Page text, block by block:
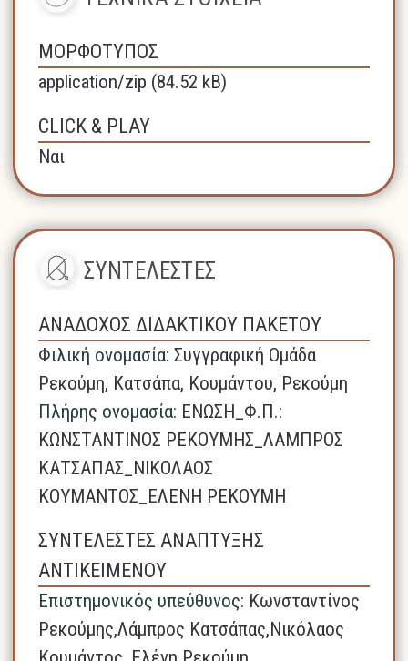
ΜΟΡΦΟΤΥΠΟΣ
application/zip (84.52 kB)
CLICK & PLAY
Ναι
ΣΥΝΤΕΛΕΣΤΕΣ
ΑΝΑΔΟΧΟΣ ΔΙΔΑΚΤΙΚΟΥ ΠΑΚΕΤΟΥ
Φιλική ονομασία: Συγγραφική Ομάδα
Ρεκούμη, Κατσάπα, Κουμάντου, Ρεκούμη
Πλήρης ονομασία: ΕΝΩΣΗ_Φ.Π.:
ΚΩΝΣΤΑΝΤΙΝΟΣ ΡΕΚΟΥΜΗΣ_ΛΑΜΠΡΟΣ
ΚΑΤΣΑΠΑΣ_ΝΙΚΟΛΑΟΣ
ΚΟΥΜΑΝΤΟΣ_ΕΛΕΝΗ ΡΕΚΟΥΜΗ
ΣΥΝΤΕΛΕΣΤΕΣ ΑΝΑΠΤΥΞΗΣ
ΑΝΤΙΚΕΙΜΕΝΟΥ
Επιστημονικός υπεύθυνος: Κωνσταντίνος
Ρεκούμης,Λάμπρος Κατσάπας,Νικόλαος